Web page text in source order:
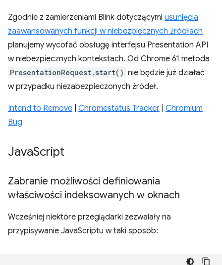
Zgodnie z zamierzeniami Blink dotyczącymi usunięcia
zaawansowanych funkcji w niebezpiecznych źródłach
planujemy wycofać obsługę interfejsu Presentation API
w niebezpiecznych kontekstach. Od Chrome 61 metoda
PresentationRequest.start() nie będzie już działać
w przypadku niezabezpieczonych źródeł.
Intend to Remove Chromestatus Tracker Chromium
Bug
JavaScript
Zabranie możliwości definiowania
właściwości indeksowanych w oknach
Wcześniej niektóre przeglądarki zezwalały na
przypisywanie JavaScriptu w taki sposób: